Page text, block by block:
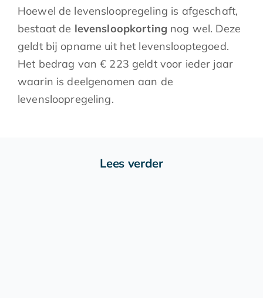
Hoewel de levensloopregeling is afgeschaft,
bestaat de levensloopkorting nog wel. Deze
geldt bij opname uit het levenslooptegoed.
Het bedrag van € 223 geldt voor ieder jaar
waarin is deelgenomen aan de
levensloopregeling.
Lees verder